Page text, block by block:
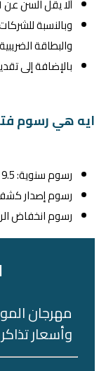
ألا يقل السن عن 21 سنة.
وبالنسبة
والبطاقة
بالإضافة إلى
ايه هي رسوم
رسوم سنوية: 9.5 جنيه.
رسوم إصدار كشف
رسوم انخفاض الرصيد
مهرجان
وأسعار